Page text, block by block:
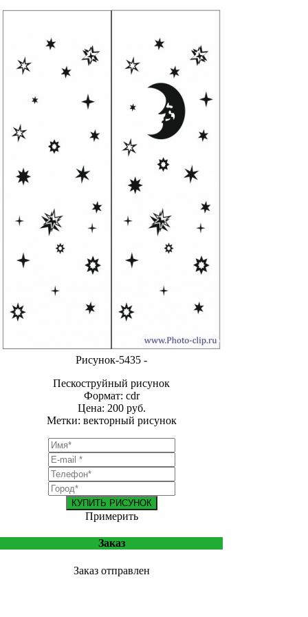
Рисунок-5435 -
Пескоструйный рисунок
Формат: cdr
Цена: 200 руб.
Метки: векторный рисунок
КУПИТЬ РИСУНОК
Примерить
Заказ
Заказ отправлен